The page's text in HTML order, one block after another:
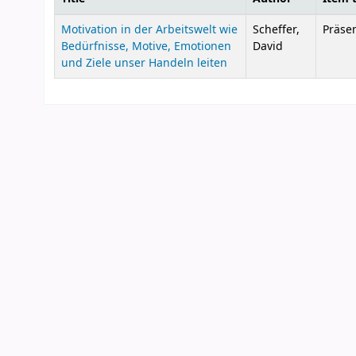
Courses
Motivation in der Arbeitswelt wie
Bedürfnisse, Motive, Emotionen
und Ziele unser Handeln leiten
Scheffer,
David